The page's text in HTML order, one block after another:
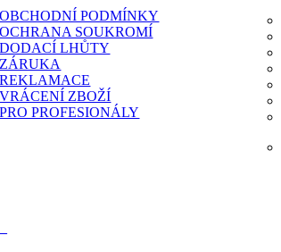
OBCHODNÍ PODMÍNKY
OCHRANA SOUKROMÍ
DODACÍ LHŮTY
ZÁRUKA
REKLAMACE
VRÁCENÍ ZBOŽÍ
PRO PROFESIONÁLY